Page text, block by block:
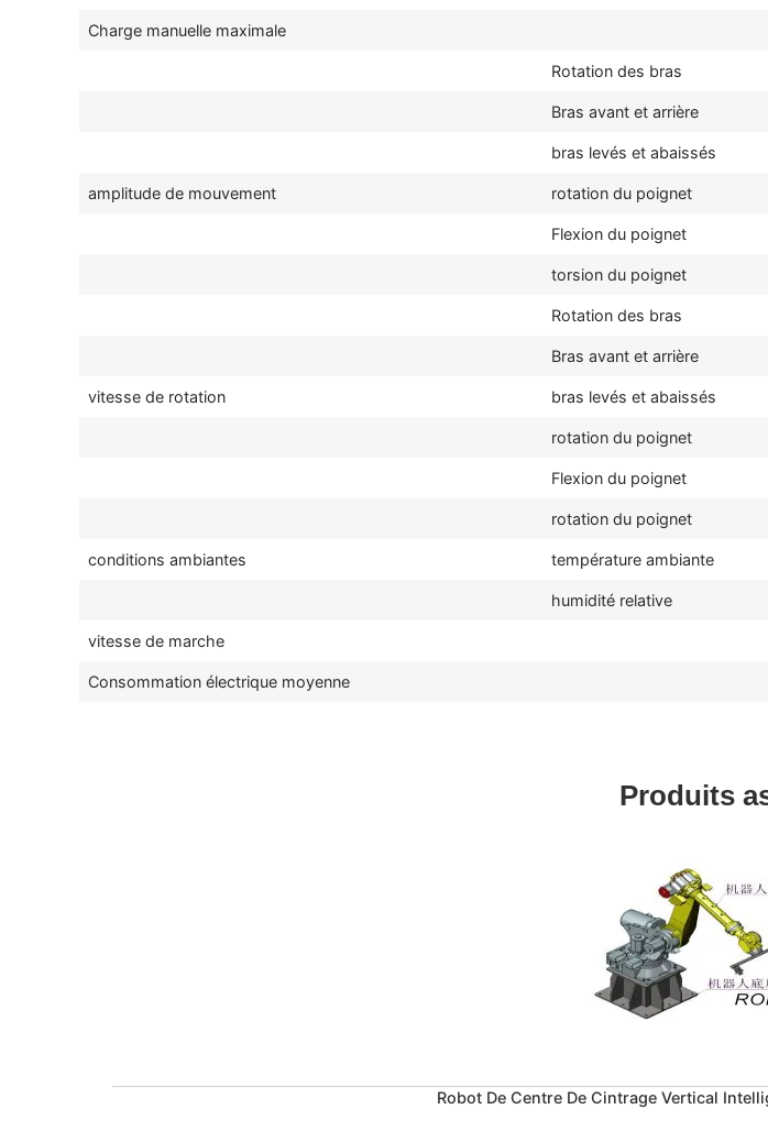
Charge manuelle maximale
Rotation des bras
Bras avant et arrière
bras levés et abaissés
amplitude de mouvement rotation du poignet
Flexion du poignet
torsion du poignet
Rotation des bras
Bras avant et arrière
vitesse de rotation bras levés et abaissés
rotation du poignet
Flexion du poignet
rotation du poignet
conditions ambiantes température ambiante
humidité relative
vitesse de marche
Consommation électrique moyenne
Produits
Robot De Centre De Cintrage Vertical